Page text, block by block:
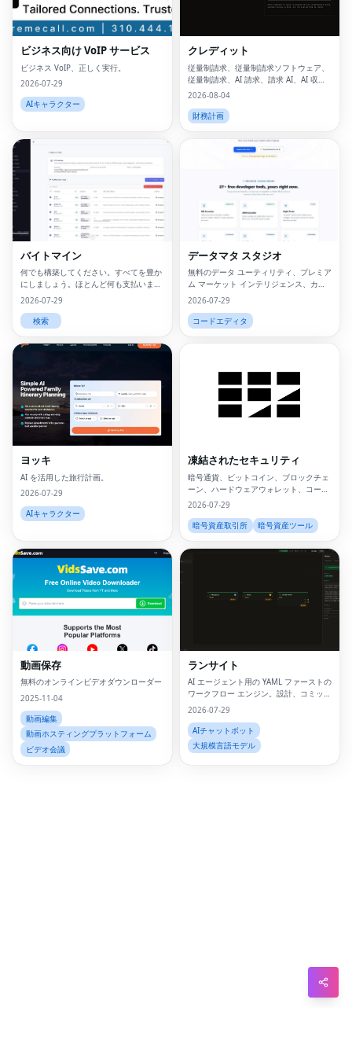
ビジネス向け VoIP サービス
ビジネス VoIP、正しく実行。
2026-07-29
AIキャラクター
クレディット
従量制請求、従量制請求ソフトウェア、
従量制請求、AI 請求、請求 AI、AI 収益
化、消費量ベースの価格設定、従量制請
2026-08-04
財務計画
バイトマイン
何でも構築してください。すべてを豊か
にしましょう。ほとんど何も支払いませ
ん。
2026-07-29
検索
データマタ スタジオ
無料のデータ ユーティリティ、プレミア
ム マーケット インテリジェンス、カス
タム オートメーションを 1 つのプラッ
2026-07-29
コードエディタ
ヨッキ
AI を活用した旅行計画。
2026-07-29
AIキャラクター
凍結されたセキュリティ
暗号通貨、ビットコイン、ブロックチェ
ーン、ハードウェアウォレット、コール
ドウォレット、
2026-07-29
暗号資産取引所
暗号資産ツール
動画保存
無料のオンラインビデオダウンローダー
2025-11-04
動画編集
動画ホスティングプラットフォーム
ビデオ会議
ランサイト
AI エージェント用の YAML ファーストの
ワークフロー エンジン。設計、コミッ
ト、実行、評価。
2026-07-29
AIチャットボット
大規模言語モデル